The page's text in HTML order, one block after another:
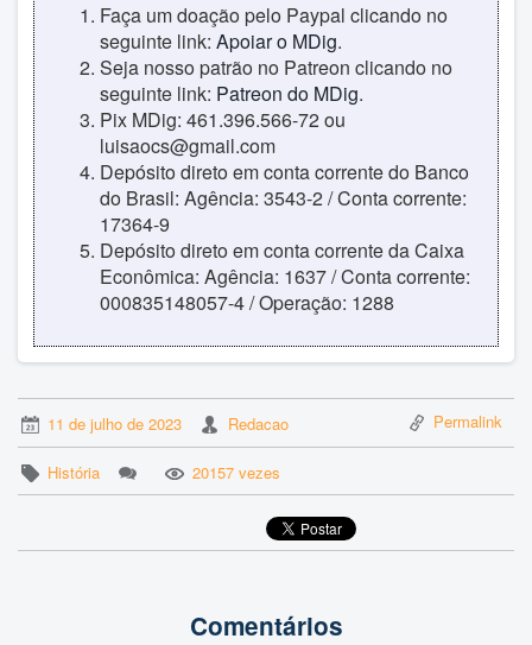
Faça um doação pelo Paypal clicando no
seguinte link: Apoiar o MDig.
Seja nosso patrão no Patreon clicando no
seguinte link: Patreon do MDig.
Pix MDig: 461.396.566-72 ou
luisaocs@gmail.com
Depósito direto em conta corrente do Banco
do Brasil: Agência: 3543-2 / Conta corrente:
17364-9
Depósito direto em conta corrente da Caixa
Econômica: Agência: 1637 / Conta corrente:
000835148057-4 / Operação: 1288
11 de julho de 2023 Redacao Permalink
História 20157 vezes
Comentários